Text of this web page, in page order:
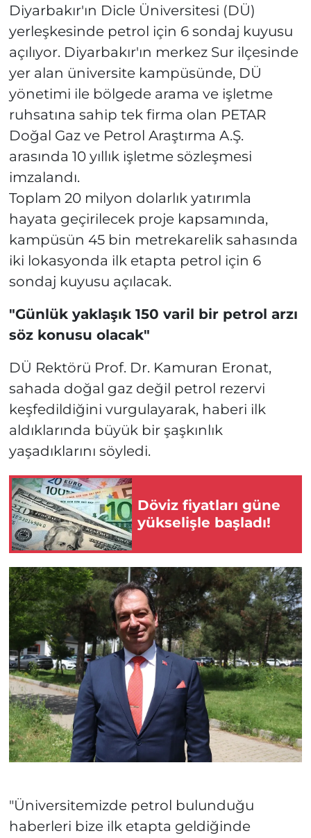
Diyarbakır'ın Dicle Üniversitesi (DÜ)
yerleşkesinde petrol için 6 sondaj kuyusu
açılıyor. Diyarbakır'ın merkez Sur ilçesinde
yer alan üniversite kampüsünde, DÜ
yönetimi ile bölgede arama ve işletme
ruhsatına sahip tek firma olan PETAR
Doğal Gaz ve Petrol Araştırma A.Ş.
arasında 10 yıllık işletme sözleşmesi
imzalandı.
Toplam 20 milyon dolarlık yatırımla
hayata geçirilecek proje kapsamında,
kampüsün 45 bin metrekarelik sahasında
iki lokasyonda ilk etapta petrol için 6
sondaj kuyusu açılacak.
"Günlük yaklaşık 150 varil bir petrol arzı
söz konusu olacak"
DÜ Rektörü Prof. Dr. Kamuran Eronat,
sahada doğal gaz değil petrol rezervi
keşfedildiğini vurgulayarak, haberi ilk
aldıklarında büyük bir şaşkınlık
yaşadıklarını söyledi.
Döviz fiyatları güne
yükselişle başladı!
"Üniversitemizde petrol bulunduğu
haberleri bize ilk etapta geldiğinde